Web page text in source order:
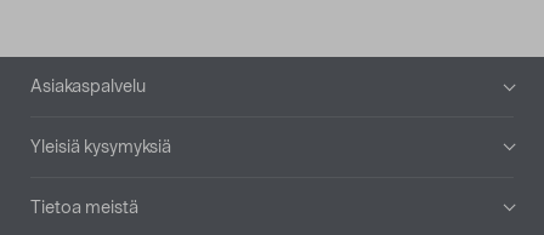
Alatunniste
Asiakaspalvelu
Yleisiä kysymyksiä
Tietoa meistä